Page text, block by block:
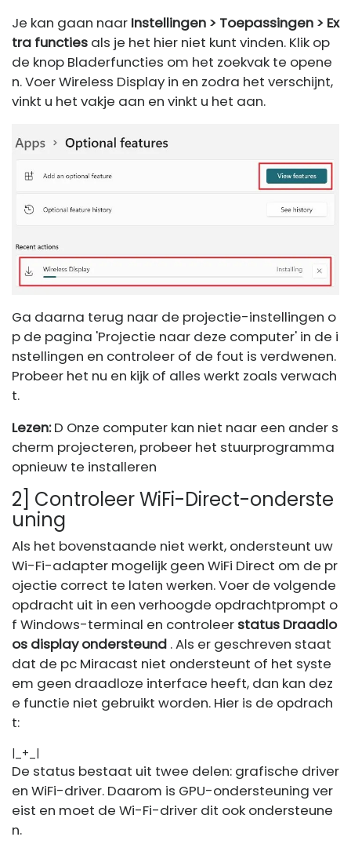
Je kan gaan naar Instellingen > Toepassingen > Ex
tra functies als je het hier niet kunt vinden. Klik op
de knop Bladerfuncties om het zoekvak te opene
n. Voer Wireless Display in en zodra het verschijnt,
vinkt u het vakje aan en vinkt u het aan.
Ga daarna terug naar de projectie-instellingen o
p de pagina 'Projectie naar deze computer' in de i
nstellingen en controleer of de fout is verdwenen.
Probeer het nu en kijk of alles werkt zoals verwach
t.
Lezen:D Onze computer kan niet naar een ander s
cherm projecteren, probeer het stuurprogramma
opnieuw te installeren
2] Controleer WiFi-Direct-onderste
uning
Als het bovenstaande niet werkt, ondersteunt uw
Wi-Fi-adapter mogelijk geen WiFi Direct om de pr
ojectie correct te laten werken. Voer de volgende
opdracht uit in een verhoogde opdrachtprompt o
f Windows-terminal en controleer status Draadlo
os display ondersteund . Als er geschreven staat
dat de pc Miracast niet ondersteunt of het syste
em geen draadloze interface heeft, dan kan dez
e functie niet gebruikt worden. Hier is de opdrach
t:
|_+_|
De status bestaat uit twee delen: grafische driver
en WiFi-driver. Daarom is GPU-ondersteuning ver
eist en moet de Wi-Fi-driver dit ook ondersteune
n.